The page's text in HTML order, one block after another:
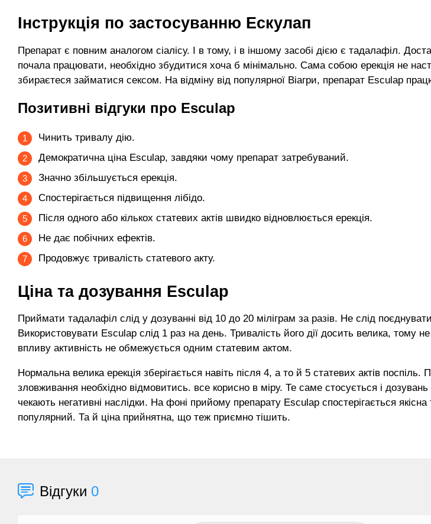
Інструкція по застосуванню Ескулап
Препарат є повним аналогом сіалісу. І в тому, і в іншому засобі дією є тадалафіл.
почала працювати, необхідно збудитися хоча б мінімально. Сама собою ерекція не
збираєтеся займатися сексом. На відміну від популярної Віагри, препарат Esculap
Позитивні відгуки про Esculap
Чинить тривалу дію.
Демократична ціна Esculap, завдяки чому препарат затребуваний.
Значно збільшується ерекція.
Спостерігається підвищення лібідо.
Після одного або кількох статевих актів швидко відновлюється ерекція.
Не дає побічних ефектів.
Продовжує тривалість статевого акту.
Ціна та дозування Esculap
Приймати тадалафіл слід у дозуванні від 10 до 20 міліграм за разів. Не слід
Використовувати Esculap слід 1 раз на день. Тривалість його дії досить велика, тому
впливу активність не обмежується одним статевим актом.
Нормальна велика ерекція зберігається навіть після 4, а то й 5 статевих актів
зловживання необхідно відмовитись. все корисно в міру. Те саме стосується і
чекають негативні наслідки. На фоні прийому препарату Esculap спостерігається
популярний. Та й ціна прийнятна, що теж приємно тішить.
Відгуки 0